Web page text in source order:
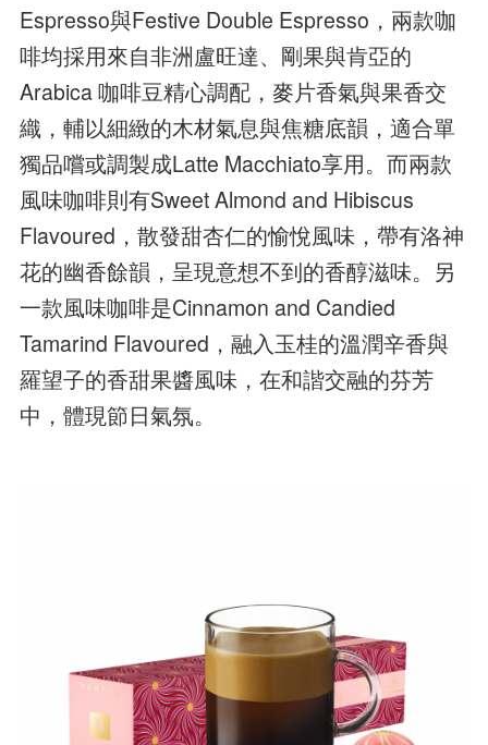
Espresso與Festive Double Espresso，兩款咖
啡均採用來自非洲盧旺達、剛果與肯亞的
Arabica 咖啡豆精心調配，麥片香氣與果香交
織，輔以細緻的木材氣息與焦糖底韻，適合單
獨品嚐或調製成Latte Macchiato享用。而兩款
風味咖啡則有Sweet Almond and Hibiscus
Flavoured，散發甜杏仁的愉悅風味，帶有洛神
花的幽香餘韻，呈現意想不到的香醇滋味。另
一款風味咖啡是Cinnamon and Candied
Tamarind Flavoured，融入玉桂的溫潤辛香與
羅望子的香甜果醬風味，在和諧交融的芬芳
中，體現節日氣氛。